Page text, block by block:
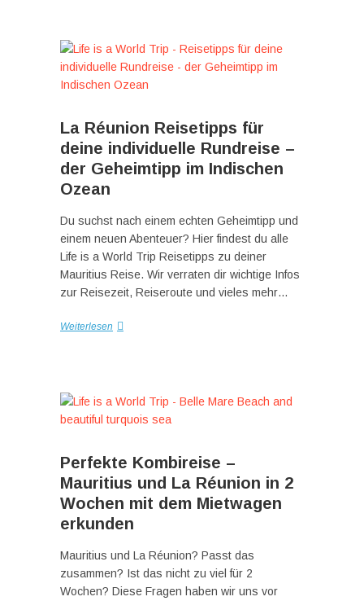
La Réunion Reisetipps für
deine individuelle Rundreise –
der Geheimtipp im Indischen
Ozean
Du suchst nach einem echten Geheimtipp und
einem neuen Abenteuer? Hier findest du alle
Life is a World Trip Reisetipps zu deiner
Mauritius Reise. Wir verraten dir wichtige Infos
zur Reisezeit, Reiseroute und vieles mehr…
Weiterlesen
Perfekte Kombireise –
Mauritius und La Réunion in 2
Wochen mit dem Mietwagen
erkunden
Mauritius und La Réunion? Passt das
zusammen? Ist das nicht zu viel für 2
Wochen? Diese Fragen haben wir uns vor